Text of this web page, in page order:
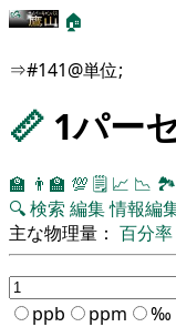
🏠
⇒#141@単位;
📏 1パー
🏫 👨‍🏫 💯 🗒️ 📈 📉 🏞
🔍検索 編集情報編
主な物理量： 百分率
ppb ppm ‰